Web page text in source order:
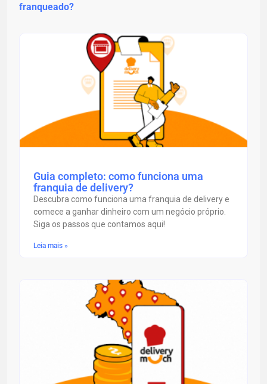
franqueado?
Guia completo: como funciona uma
franquia de delivery?
Descubra como funciona uma franquia de delivery e
comece a ganhar dinheiro com um negócio próprio.
Siga os passos que contamos aqui!
Leia mais »